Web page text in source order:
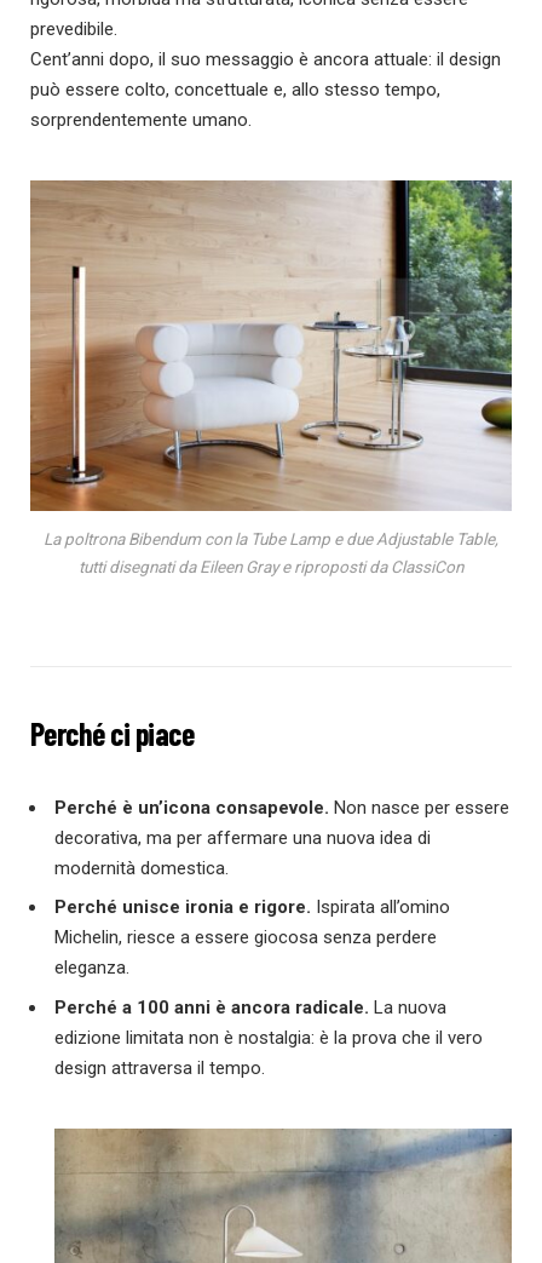
prevedibile.
Cent’anni dopo, il suo messaggio è ancora attuale: il design
può essere colto, concettuale e, allo stesso tempo,
sorprendentemente umano.
La poltrona Bibendum con la Tube Lamp e due Adjustable Table,
tutti disegnati da Eileen Gray e riproposti da ClassiCon
Perché ci piace
Perché è un’icona consapevole. Non nasce per essere
decorativa, ma per affermare una nuova idea di
modernità domestica.
Perché unisce ironia e rigore. Ispirata all’omino
Michelin, riesce a essere giocosa senza perdere
eleganza.
Perché a 100 anni è ancora radicale. La nuova
edizione limitata non è nostalgia: è la prova che il vero
design attraversa il tempo.